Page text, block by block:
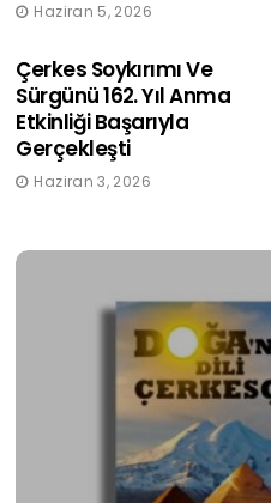
Haziran 5, 2026
Çerkes Soykırımı Ve
Sürgünü 162. Yıl Anma
Etkinliği Başarıyla
Gerçekleşti
Haziran 3, 2026